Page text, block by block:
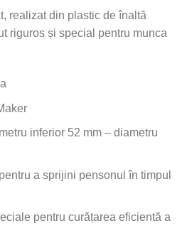
realizat din plastic de înaltă
riguros și special pentru munca
inferior 52 mm – diametru
a sprijini pensonul în timpul
pentru curățarea eficientă a